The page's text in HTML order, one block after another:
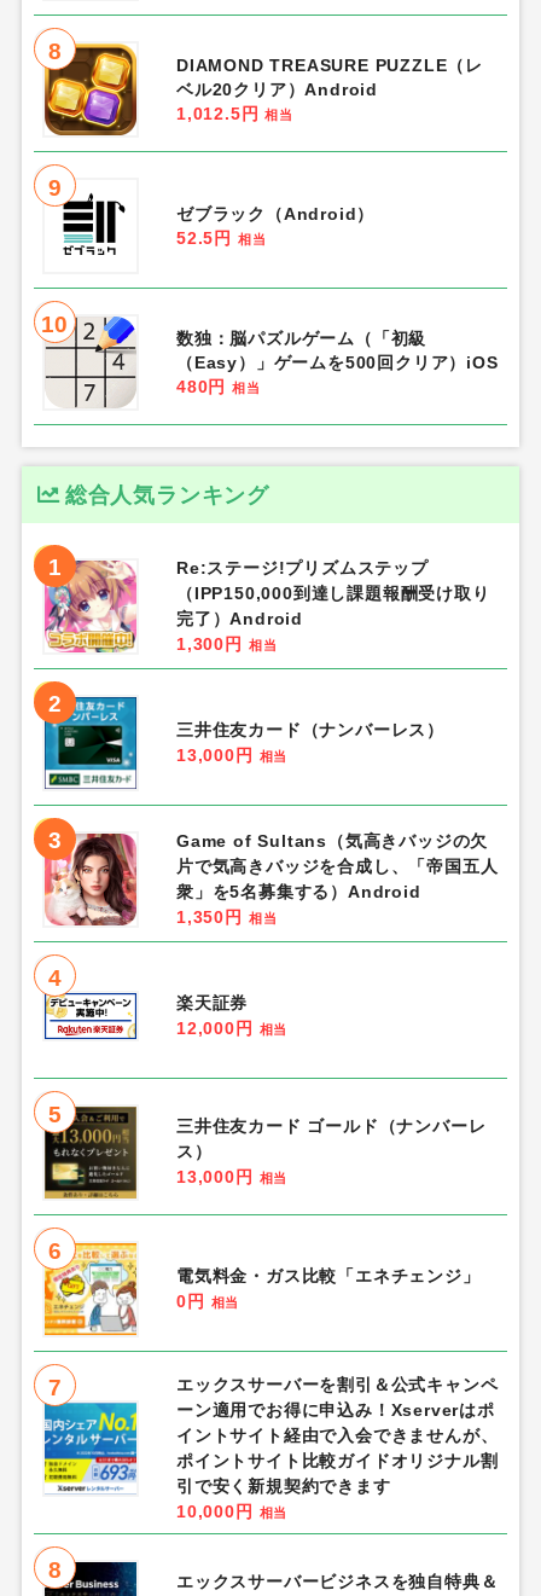
8
DIAMOND TREASURE PUZZLE（レ
ベル20クリア）Android
1,012.5円
相当
9
ゼブラック（Android）
52.5円
相当
10
数独：脳パズルゲーム（「初級
（Easy）」ゲームを500回クリア）iOS
480円
相当
総合人気ランキング
1
Re:ステージ!プリズムステップ
（IPP150,000到達し課題報酬受け取り
完了）Android
1,300円
相当
2
三井住友カード（ナンバーレス）
13,000円
相当
3
Game of Sultans（気高きバッジの欠
片で気高きバッジを合成し、「帝国五人
衆」を5名募集する）Android
1,350円
相当
4
楽天証券
12,000円
相当
5
三井住友カード ゴールド（ナンバーレ
ス）
13,000円
相当
6
電気料金・ガス比較「エネチェンジ」
0円
相当
7
エックスサーバーを割引＆公式キャンペ
ーン適用でお得に申込み！Xserverはポ
イントサイト経由で入会できませんが、
ポイントサイト比較ガイドオリジナル割
引で安く新規契約できます
10,000円
相当
8
エックスサーバービジネスを独自特典＆